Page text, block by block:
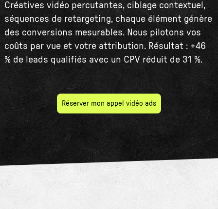
Créatives vidéo percutantes, ciblage contextuel,
séquences de retargeting, chaque élément génère
des conversions mesurables. Nous pilotons vos
coûts par vue et votre attribution. Résultat : +46
% de leads qualifiés avec un CPV réduit de 31 %.
Réserver mon appel vidéo ads